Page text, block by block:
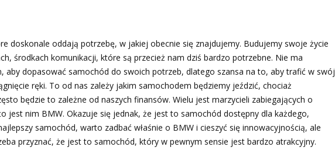
doskonale oddają potrzebę, w jakiej obecnie się znajdujemy. Budujemy swoje życie
środkach komunikacji, które są przecież nam dziś bardzo potrzebne. Nie ma
aby dopasować samochód do swoich potrzeb, dlatego szansa na to, aby trafić w swój
ręki. To od nas zależy jakim samochodem będziemy jeździć, chociaż
będzie to zależne od naszych finansów. Wielu jest marzycieli zabiegających o
jest nim BMW. Okazuje się jednak, że jest to samochód dostępny dla każdego,
samochód, warto zadbać właśnie o BMW i cieszyć się innowacyjnością, ale
przyznać, że jest to samochód, który w pewnym sensie jest bardzo atrakcyjny.